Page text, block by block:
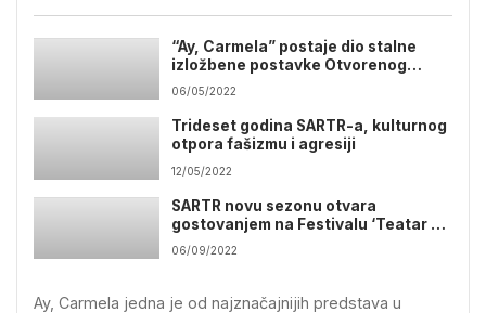
“Ay, Carmela” postaje dio stalne
izložbene postavke Otvorenog
depoa Historijskog muzeja BiH
06/05/2022
Trideset godina SARTR-a, kulturnog
otpora fašizmu i agresiji
12/05/2022
SARTR novu sezonu otvara
gostovanjem na Festivalu ‘Teatar na
raskršću’ u Nišu
06/09/2022
Ay, Carmela jedna je od najznačajnijih predstava u